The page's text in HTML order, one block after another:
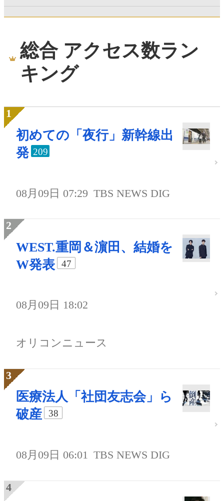
総合 アクセス数ラン
キング
初めての「夜行」新幹線出
発 209
08月09日 07:29 TBS NEWS DIG
WEST.重岡＆濵田、結婚を
W発表
47
08月09日 18:02
オリコンニュース
医療法人「社団友志会」ら
破産
38
08月09日 06:01 TBS NEWS DIG